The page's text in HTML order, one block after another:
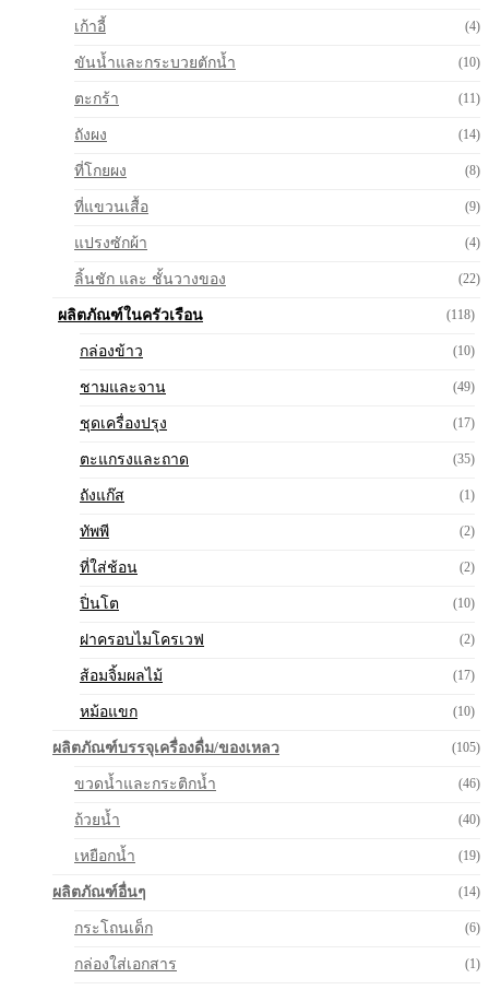
เก้าอี้ (4)
ขันน้ำและกระบวยตักน้ำ (10)
ตะกร้า (11)
ถังผง (14)
ที่โกยผง (8)
ที่แขวนเสื้อ (9)
แปรงซักผ้า (4)
ลิ้นชัก และ ชั้นวางของ (22)
ผลิตภัณฑ์ในครัวเรือน (118)
กล่องข้าว (10)
ชามและจาน (49)
ชุดเครื่องปรุง (17)
ตะแกรงและถาด (35)
ถังแก๊ส (1)
ทัพพี (2)
ที่ใส่ช้อน (2)
ปิ่นโต (10)
ฝาครอบไมโครเวฟ (2)
ส้อมจิ้มผลไม้ (17)
หม้อแขก (10)
ผลิตภัณฑ์บรรจุเครื่องดื่ม/ของเหลว (105)
ขวดน้ำและกระติกน้ำ (46)
ถ้วยน้ำ (40)
เหยือกน้ำ (19)
ผลิตภัณฑ์อื่นๆ (14)
กระโถนเด็ก (6)
กล่องใส่เอกสาร (1)